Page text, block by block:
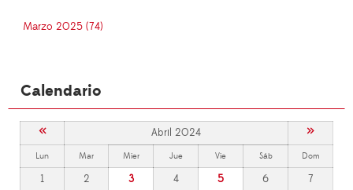
Marzo 2025 (74)
Calendario
« Abril 2024 »
Lun Mar Mier Jue Vie Sáb Dom
1 2 3 4 5 6
7